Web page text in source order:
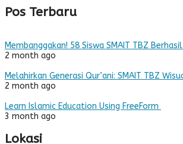
Pos Terbaru
Membanggakan! 58 Siswa SMAIT TBZ
2 month ago
Melahirkan Generasi Qur’ani: SMAIT TBZ
2 month ago
Learn Islamic Education Using FreeForm
3 month ago
Lokasi